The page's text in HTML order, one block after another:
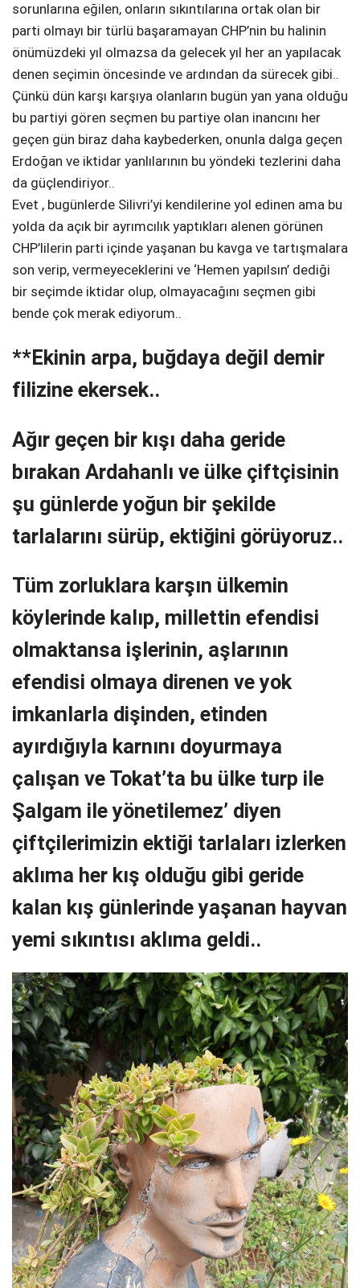
sorunlarına eğilen, onların sıkıntılarına ortak olan bir
parti olmayı bir türlü başaramayan CHP’nin bu halinin
önümüzdeki yıl olmazsa da gelecek yıl her an yapılacak
denen seçimin öncesinde ve ardından da sürecek gibi..
Çünkü dün karşı karşıya olanların bugün yan yana olduğu
bu partiyi gören seçmen bu partiye olan inancını her
geçen gün biraz daha kaybederken, onunla dalga geçen
Erdoğan ve iktidar yanlılarının bu yöndeki tezlerini daha
da güçlendiriyor..
Evet , bugünlerde Silivri’yi kendilerine yol edinen ama bu
yolda da açık bir ayrımcılık yaptıkları alenen görünen
CHP’lilerin parti içinde yaşanan bu kavga ve tartışmalara
son verip, vermeyeceklerini ve ‘Hemen yapılsın’ dediği
bir seçimde iktidar olup, olmayacağını seçmen gibi
bende çok merak ediyorum..
**Ekinin arpa, buğdaya değil demir
filizine ekersek..
Ağır geçen bir kışı daha geride
bırakan Ardahanlı ve ülke çiftçisinin
şu günlerde yoğun bir şekilde
tarlalarını sürüp, ektiğini görüyoruz..
Tüm zorluklara karşın ülkemin
köylerinde kalıp, millettin efendisi
olmaktansa işlerinin, aşlarının
efendisi olmaya direnen ve yok
imkanlarla dişinden, etinden
ayırdığıyla karnını doyurmaya
çalışan ve Tokat’ta bu ülke turp ile
Şalgam ile yönetilemez’ diyen
çiftçilerimizin ektiği tarlaları izlerken
aklıma her kış olduğu gibi geride
kalan kış günlerinde yaşanan hayvan
yemi sıkıntısı aklıma geldi..